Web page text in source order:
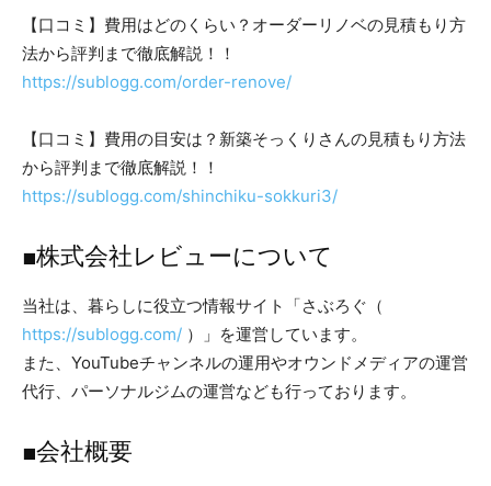
【口コミ】費用はどのくらい？オーダーリノベの見積もり方
法から評判まで徹底解説！！
https://sublogg.com/order-renove/
【口コミ】費用の目安は？新築そっくりさんの見積もり方法
から評判まで徹底解説！！
https://sublogg.com/shinchiku-sokkuri3/
■株式会社レビューについて
当社は、暮らしに役立つ情報サイト「さぶろぐ（
https://sublogg.com/ ）」を運営しています。
また、YouTubeチャンネルの運用やオウンドメディアの運営
代行、パーソナルジムの運営なども行っております。
■会社概要